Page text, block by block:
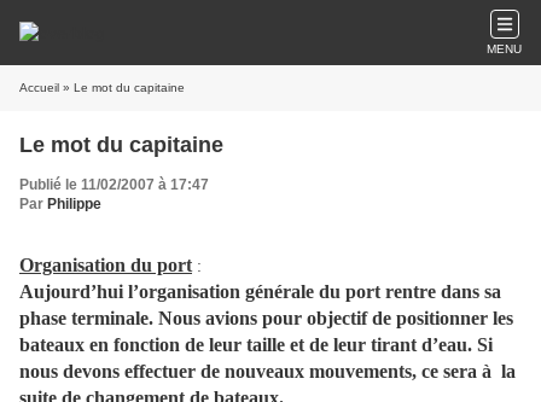
MENU
Accueil » Le mot du capitaine
Le mot du capitaine
Publié le 11/02/2007 à 17:47
Par Philippe
Organisation du port:
Aujourd’hui l’organisation générale du port rentre dans sa
phase terminale. Nous avions pour objectif de positionner les
bateaux en fonction de leur taille et de leur tirant d’eau. Si
nous devons effectuer de nouveaux mouvements, ce sera à la
suite de changement de bateaux.